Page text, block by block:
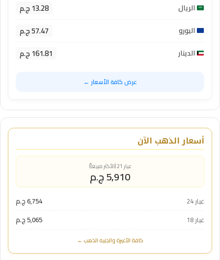
الريال 13.28 ج.م
اليورو 57.47 ج.م
الدينار 161.81 ج.م
عرض كافة الأسعار ←
أسعار الذهب الآن
عيار 21 (الأكثر مبيعاً)
5,910 ج.م
عيار 24
6,754 ج.م
عيار 18
5,065 ج.م
كافة الأعيرة والجنيه الذهب ←